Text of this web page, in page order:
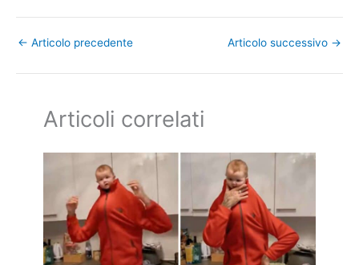
← Articolo precedente Articolo successivo →
Articoli correlati